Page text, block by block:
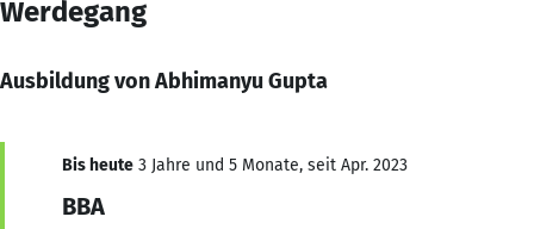
Werdegang
Ausbildung von Abhimanyu Gupta
Bis heute 3 Jahre und 5 Monate, seit Apr. 2023
BBA